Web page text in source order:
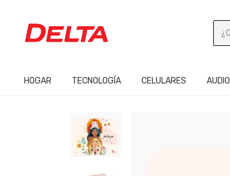
HOGAR TECNOLOGÍA CELULARES AUDIO